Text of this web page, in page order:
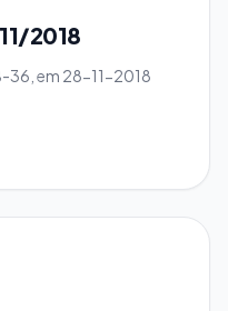
2018
36, em 28-11-2018